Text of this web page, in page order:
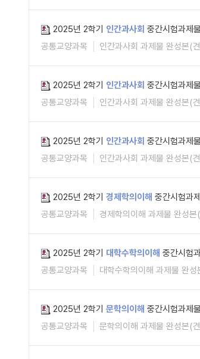
2025년 2학기 인간과사회 중간시험과제
공통교양과목
인간과사회 과제물 완성본(
2025년 2학기 인간과사회 중간시험과제
공통교양과목
인간과사회 과제물 완성본(
2025년 2학기 인간과사회 중간시험과제
공통교양과목
인간과사회 과제물 완성본(
2025년 2학기 경제학의이해 중간시험과
공통교양과목
경제학의이해 과제물 완성본
2025년 2학기 대학수학의이해 중간시험
공통교양과목
대학수학의이해 과제물 완
2025년 2학기 문학의이해 중간시험과제
공통교양과목
문학의이해 과제물 완성본(